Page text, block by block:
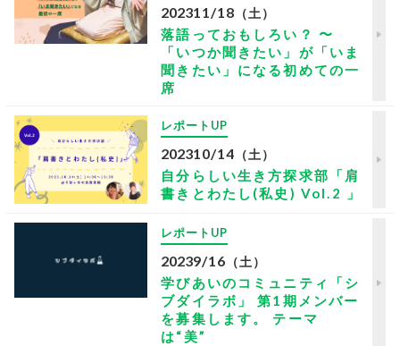
202311/18 （土）
落語っておもしろい？ 〜
「いつか聞きたい」が「いま
聞きたい」になる初めての一
席
レポートUP
202310/14 （土）
自分らしい生き方探求部「肩
書きとわたし(私史) Vol.2 」
レポートUP
20239/16 （土）
学びあいのコミュニティ「シ
ブダイラボ」 第1期メンバー
を募集します。 テーマ
は“美”